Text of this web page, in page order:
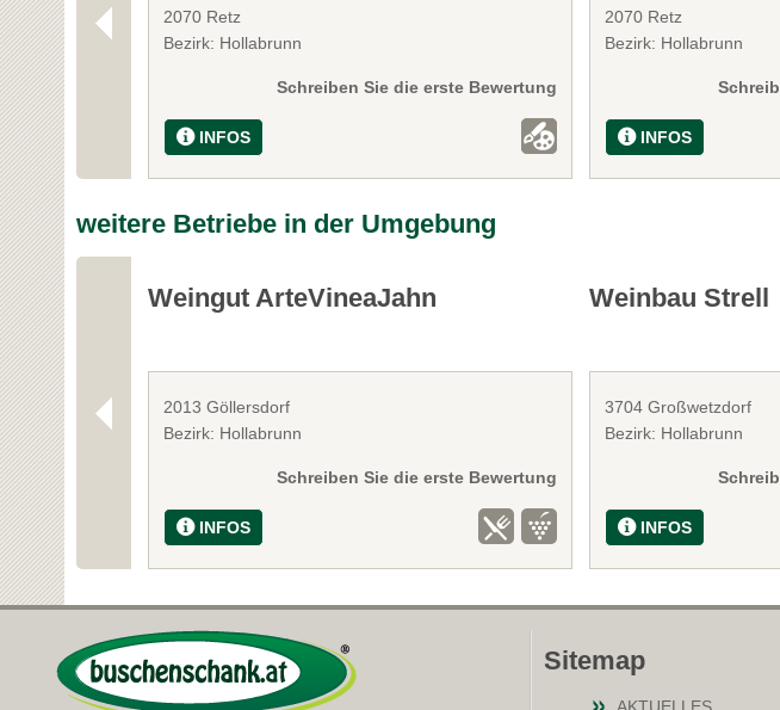
2070 Retz
Bezirk: Hollabrunn
Schreiben Sie die erste Bewertung
INFOS
2070 Retz
Bezirk: Hollabrunn
INFOS
weitere Betriebe in der Umgebung
Weingut ArteVineaJahn
2013 Göllersdorf
Bezirk: Hollabrunn
Schreiben Sie die erste Bewertung
INFOS
Weinbau Strell
3704 Großwetzdorf
Bezirk: Hollabrunn
INFOS
Sitemap